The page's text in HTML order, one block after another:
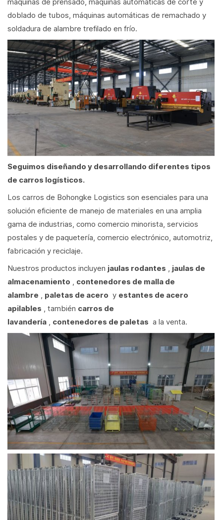
doblado de tubos, máquinas automáticas de remachado y
soldadura de alambre trefilado en frío.
Seguimos diseñando y desarrollando diferentes tipos
de carros logísticos.
Los carros de Bohongke Logistics son esenciales para una
solución eficiente de manejo de materiales en una amplia
gama de industrias, como comercio minorista, servicios
postales y de paquetería, comercio electrónico, automotriz,
fabricación y reciclaje.
Nuestros productos incluyen jaulas rodantes , jaulas de
almacenamiento , contenedores de malla de
alambre , paletas de acero y estantes de acero
apilables , también carros de
lavandería , contenedores de paletas a la venta.